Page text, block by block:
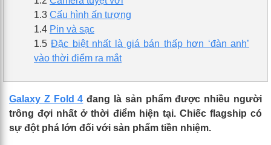
1.3 Cấu hình ấn tượng
1.4 Pin và sạc
1.5 Đặc biệt nhất là giá bán thấp hơn ‘đàn anh’
vào thời điểm ra mắt
Galaxy Z Fold 4 đang là sản phẩm được nhiều người
trông đợi nhất ở thời điểm hiện tại. Chiếc flagship có
sự đột phá lớn đối với sản phẩm tiền nhiệm.